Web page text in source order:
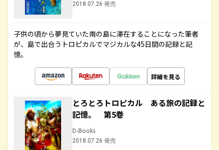
2018.07.26 発売
子供の頃から夢見ていた南の島に滞在することになった筆者
が、島で出合うトロピカルでマジカルな45日間の記録と記
憶。
詳細を見る
とろとろトロピカル ある旅の記録と
記憶。 第5巻
D-Books
2018.07.26 発売